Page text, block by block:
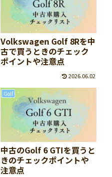
Volkswagen Golf 8Rを中
古で買うときのチェック
ポイントや注意点
2026.06.02
Golf
中古のGolf 6 GTIを買うと
きのチェックポイントや
注意点